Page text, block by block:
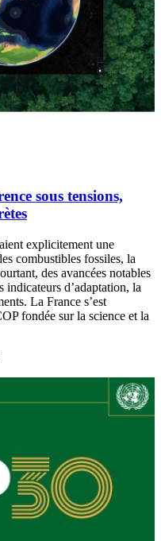
sous tensions,
explicitement une
combustibles fossiles, la
des avancées notables
indicateurs d’adaptation, la
La France s’est
fondée sur la science et la